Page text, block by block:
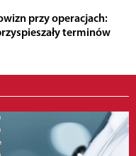
przy operacjach:
terminów